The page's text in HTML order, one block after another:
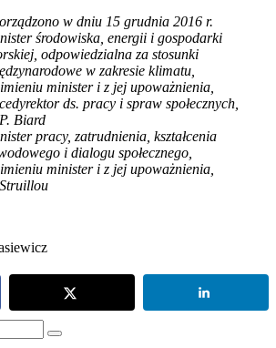
w dniu 15 grudnia 2016 r.
środowiska, energii i gospodarki
odpowiedzialna za stosunki
w zakresie klimatu,
minister i z jej upoważnienia,
ds. pracy i spraw społecznych,
Biard
pracy, zatrudnienia, kształcenia
i dialogu społecznego,
minister i z jej upoważnienia,